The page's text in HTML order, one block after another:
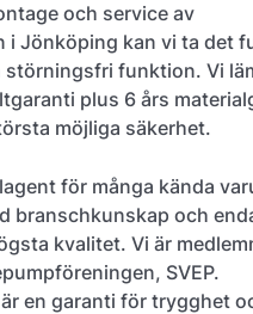
och service av
i Jönköping kan vi ta det
störningsfri funktion. Vi
plus 6 års
möjliga säkerhet.
för många kända
branschkunskap och
kvalitet. Vi är
SVEP.
en garanti för trygghet